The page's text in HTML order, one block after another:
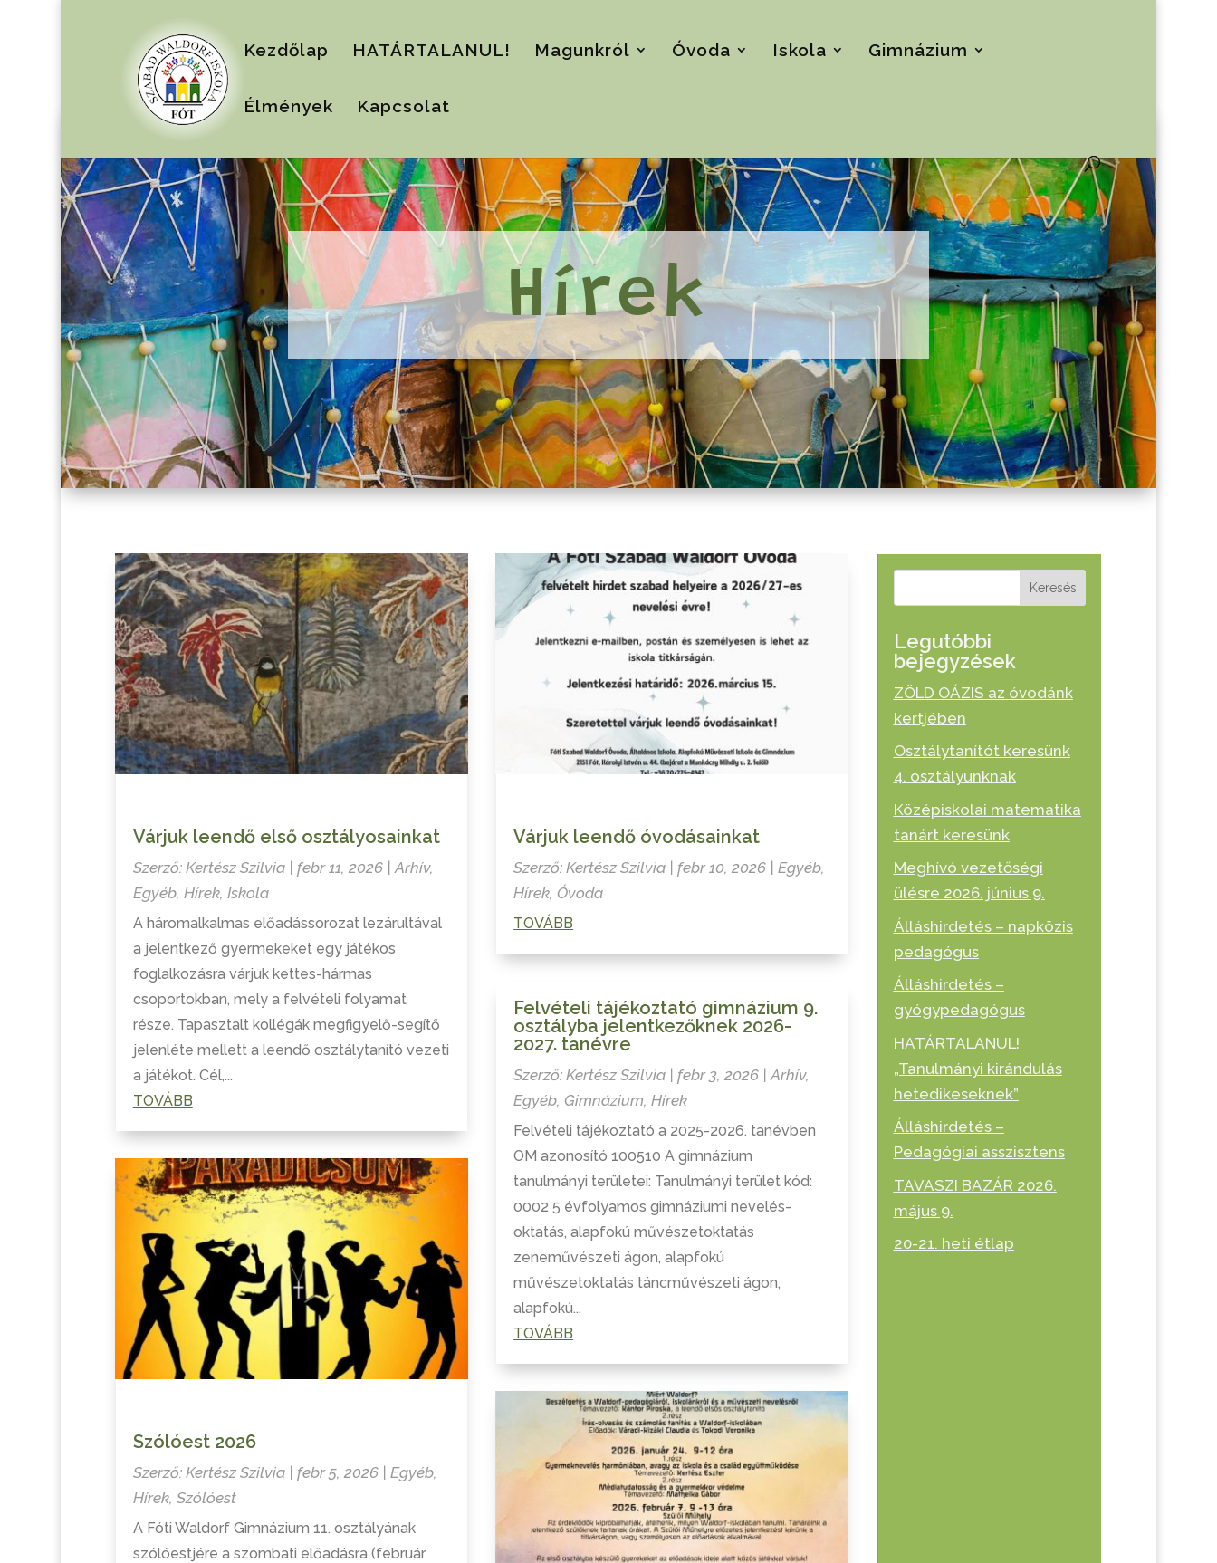
Kezdőlap HATÁRTALANUL! Magunkról Óvoda Iskola Gimnázium
Élmények Kapcsolat
Hírek
Várjuk leendő első osztályosainkat
Szerző: Kertész Szilvia| febr 11, 2026| Arhív,
Egyéb, Hírek, Iskola
A háromalkalmas előadássorozat lezárultával
a jelentkező gyermekeket egy játékos
foglalkozásra várjuk kettes-hármas
csoportokban, mely a felvételi folyamat
része. Tapasztalt kollégák megfigyelő-segítő
jelenléte mellett a leendő osztálytanító vezeti
a játékot. Cél,...
TOVÁBB
Szólóest 2026
Szerző: Kertész Szilvia| febr 5, 2026| Egyéb,
Hírek, Szólóest
A Fóti Waldorf Gimnázium 11. osztályának
szólóestjére a szombati előadásra (február
Várjuk leendő óvodásainkat
Szerző:Kertész Szilvia | febr 10, 2026 |Egyéb
Hírek Óvoda
TOVÁBB
Felvételi tájékoztató gimnázium 9.
osztályba jelentkezőknek 2026-
2027. tanévre
Szerző:Kertész Szilvia | febr 3, 2026 |Arhív,
Egyéb Gimnázium ,Hírek
Felvételi tájékoztató a 2025-2026. tanévben
OM azonosító 100510 A gimnázium
tanulmányi területei: Tanulmányi terület kód:
0002 5 évfolyamos gimnáziumi nevelés-
oktatás, alapfokú művészetoktatás
zeneművészeti ágon, alapfokú
művészetoktatás táncművészeti ágon,
alapfokú...
TOVÁBB
Keresés
Legutóbbi
bejegyzések
ZÖLD OÁZIS az óvodánk
kertjében
Osztálytanítót keresünk
4. osztályunknak
Középiskolai matematika
tanárt keresünk
Meghívó vezetőségi
ülésre 2026. június 9.
Álláshirdetés – napközis
pedagógus
Álláshirdetés –
gyógypedagógus
HATÁRTALANUL!
„Tanulmányi kirándulás
hetedikeseknek”
Álláshirdetés –
Pedagógiai asszisztens
TAVASZI BAZÁR 2026.
május 9.
20-21. heti étlap